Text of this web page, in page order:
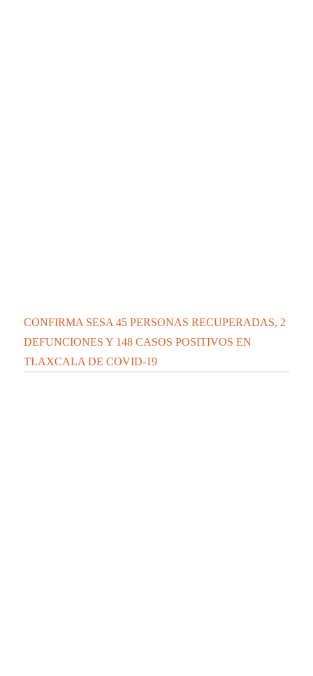
CONFIRMA SESA 45 PERSONAS RECUPERADAS, 2
DEFUNCIONES Y 148 CASOS POSITIVOS EN
TLAXCALA DE COVID-19